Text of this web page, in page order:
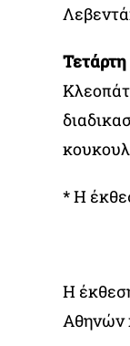
Τετάρτη
*Η
Η
Αθηνών